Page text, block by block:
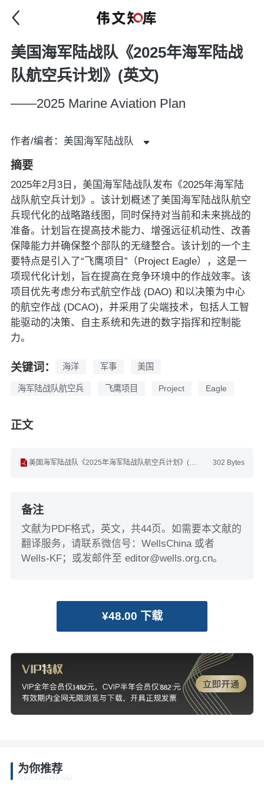
美国海军陆战队《2025年海军陆战
队航空兵计划》(英文)
——2025 Marine Aviation Plan
作者/编者：美国海军陆战队
摘要
2025年2月3日，美国海军陆战队发布《2025年海军陆
战队航空兵计划》。该计划概述了美国海军陆战队航空
兵现代化的战略路线图，同时保持对当前和未来挑战的
准备。计划旨在提高技术能力、增强远征机动性、改善
保障能力并确保整个部队的无缝整合。该计划的一个主
要特点是引入了“飞鹰项目”（Project Eagle），这是一
项现代化计划，旨在提高在竞争环境中的作战效率。该
项目优先考虑分布式航空作战 (DAO) 和以决策为中心
的航空作战 (DCAO)，并采用了尖端技术，包括人工智
能驱动的决策、自主系统和先进的数字指挥和控制能
力。
关键词： 海洋 军事 美国
海军陆战队航空兵 飞鹰项目 Project Eagle
正文
302 Bytes
美国海军陆战队《2025年海军陆战队航空兵计划》(英文).pdf
备注
文献为PDF格式，英文，共44页。如需要本文献的
翻译服务，请联系微信号：WellsChina 或者
Wells-KF；或发邮件至 editor@wells.org.cn。
¥48.00 下载
为你推荐